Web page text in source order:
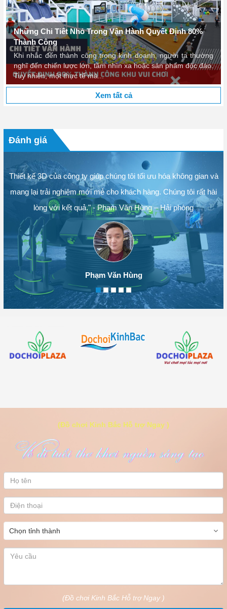
Những Chi Tiết Nhỏ Trong Vận Hành Quyết Định 80%
Thành Công
Khi nhắc đến thành công trong kinh doanh, người ta thường
nghĩ đến chiến lược lớn, tầm nhìn xa hoặc sản phẩm độc đáo.
Tuy nhiên, một thực tế mà...
Xem tất cả
Đánh giá
Thiết kế 3D của công ty giúp chúng tôi tối ưu hóa không gian và
mang lại trải nghiệm mới mẻ cho khách hàng. Chúng tôi rất hài
lòng với kết quả." - Phạm Văn Hùng – Hải phòng
Phạm Văn Hùng
(Đồ chơi Kinh Bắc Hỗ trợ Ngay )
(Đồ chơi Kinh Bắc Hỗ trợ Ngay )